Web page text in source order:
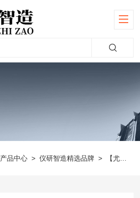
产品中心 >仪研智造精选品牌 > 【尤尼柯】可见分光光度计